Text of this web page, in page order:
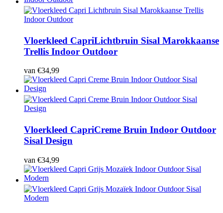
Vloerkleed CapriLichtbruin Sisal Marokkaanse
Trellis Indoor Outdoor
van €34,99
Vloerkleed CapriCreme Bruin Indoor Outdoor
Sisal Design
van €34,99